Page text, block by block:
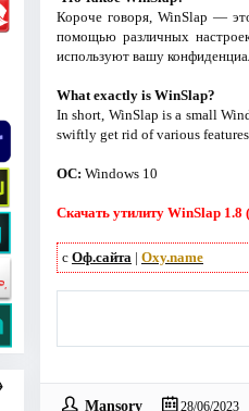
Короче говоря, WinSlap —
помощью различных
используют вашу
What exactly is WinSlap?
In short, WinSlap is a small
swiftly get rid of various
ОС: Windows 10
Скачать утилиту WinSlap
с Оф.сайта | Oxy.name
Mansory 28/06/2023